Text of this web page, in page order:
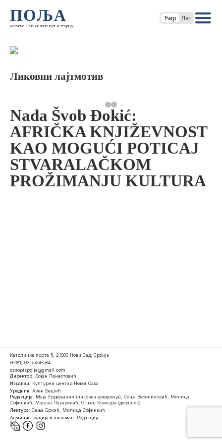
ПОЉА
часопис за књижевност и теорију
Ћир Лат
Ликовни лајтмотив
Nada Švob Đokić:
AFRIČKA KNJIŽEVNOST
KAO MOGUĆI POTICAJ
STVARALAČKOM
PROŽIMANJU KULTURA
Католичка порта 5, 21000 Нови Сад, Србија
(+381) 021/524-584
casopispolja@gmail.com
Директор: Бојан Панаотовић
Издавач: Културни центар Новог Сада
Уредник: Ален Бешић
Редакција: Маја Ердељанин (ликовна уредница), Соња Веселиновић, Милица
Софинкић, Марјан Чакаревић, Огњен Клисара (дизајнер)
Лектура: Сања Бркић, Милица Софинкић
Администрација и пласман: Редакција